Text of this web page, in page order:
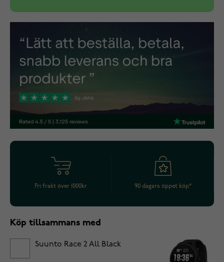
Fri frakt över 1000kr 90 dagars öppet köp*
Köp tillsammans med
Suunto Race 2 All Black